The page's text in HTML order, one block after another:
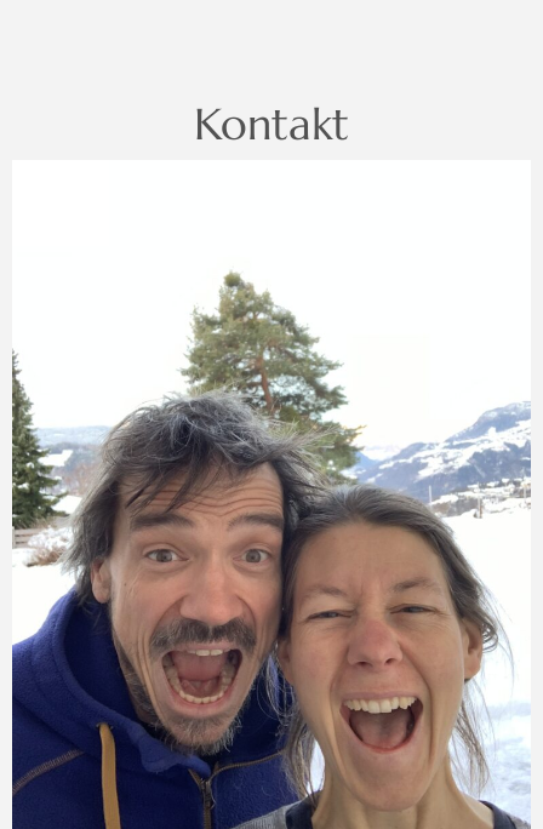
Kontakt